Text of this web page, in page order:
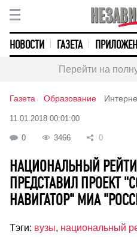
НОВОСТИ ГАЗЕТА
Перейти на
Газета Образование
11.01.2018 00:01:00
0 3466 0
НАЦИОНАЛЬНЫЙ
ПРЕДСТАВИЛ ПРОЕКТ
НАВИГАТОР" МИА
Тэги: вузы, национальный